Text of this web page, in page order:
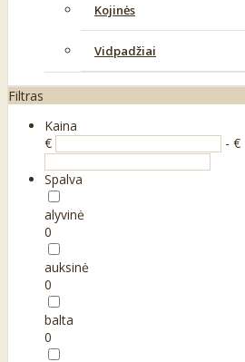
Kojinės
Vidpadžiai
Filtras
Kaina
€
- €
Spalva
alyvinė
0
auksinė
0
balta
0